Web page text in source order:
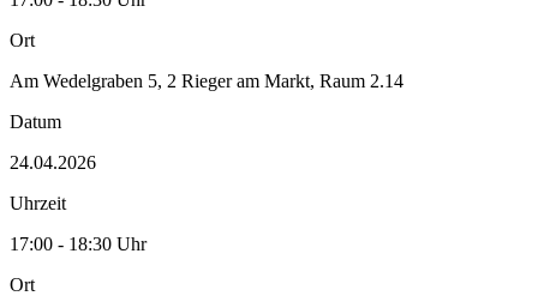
Ort
Am Wedelgraben 5, 2 Rieger am Markt, Raum 2.14
Datum
24.04.2026
Uhrzeit
17:00 - 18:30 Uhr
Ort